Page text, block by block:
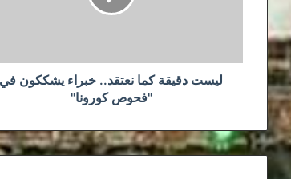
كورونا"
ليست دقيقة كما نعتقد.. خبراء يشككون في
"فحوص كورونا"